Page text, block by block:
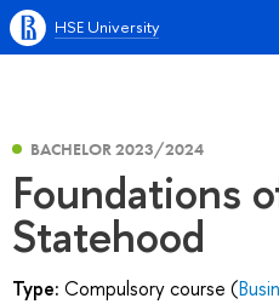
HSE University
BACHELOR 2023/2024
Foundations
Statehood
Type: Compulsory course (